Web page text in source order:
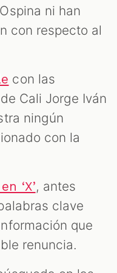
ni han
con respecto al
con las
Cali Jorge Iván
ningún
con la
‘X’, antes
clave
que
renuncia.